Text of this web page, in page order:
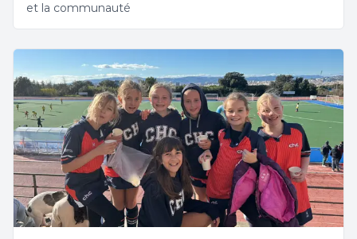
et la communauté